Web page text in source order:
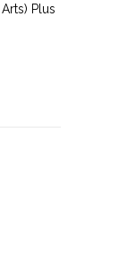
Plus